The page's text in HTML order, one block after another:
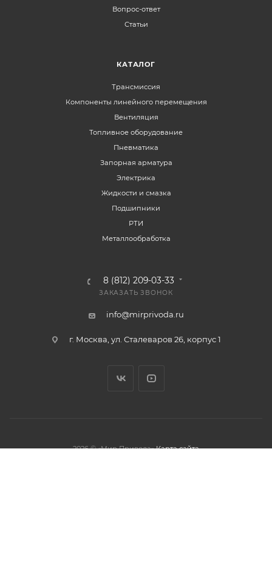
Вопрос-ответ
Статьи
КАТАЛОГ
Трансмиссия
Компоненты линейного перемещения
Вентиляция
Топливное оборудование
Пневматика
Запорная арматура
Электрика
Жидкости и смазка
Подшипники
РТИ
Металлообработка
8 (812) 209-03-33
ЗАКАЗАТЬ ЗВОНОК
info@mirprivoda.ru
г. Москва, ул. Сталеваров 26, корпус 1
2026 © «Мир Привода» Карта сайта